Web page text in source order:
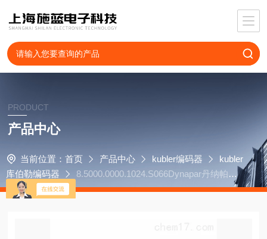
PRODUCT
产品中心
当前位置： 首页 产品中心 kubler编码器
kubler
库伯勒编码器
8.5000.0000.1024.S066Dynapar丹纳帕编
码器HSD350300J5AL